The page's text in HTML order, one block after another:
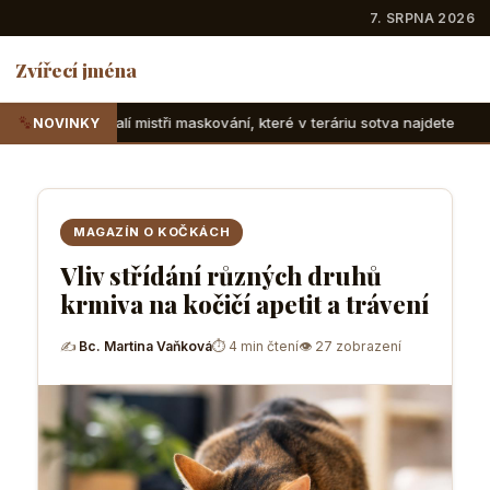
7. SRPNA 2026
Zvířecí jména
NOVINKY
maskování, které v teráriu sotva najdete
MAGAZÍN O KOČKÁCH
Vliv střídání různých druhů
krmiva na kočičí apetit a trávení
✍ Bc. Martina Vaňková⏱ 4 min čtení👁 27 zobrazení